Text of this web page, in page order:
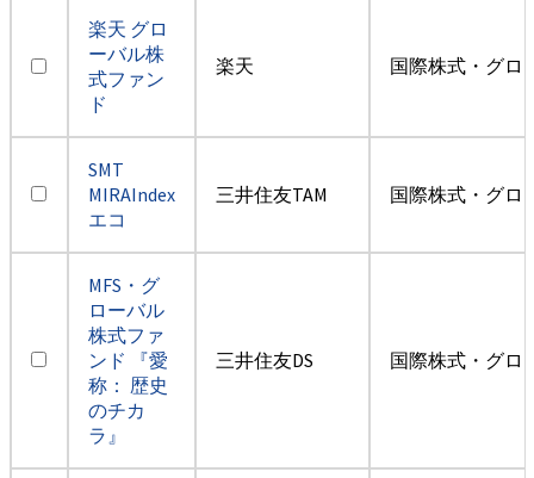
楽天 グロ
ーバル株
式ファン
ド
楽天 国際株式・グロ
SMT
MIRAIndex
エコ
三井住友TAM 国際株式・グロ
MFS・グ
ローバル
株式ファ
ンド 『愛
称： 歴史
のチカ
ラ』
三井住友DS 国際株式・グロ